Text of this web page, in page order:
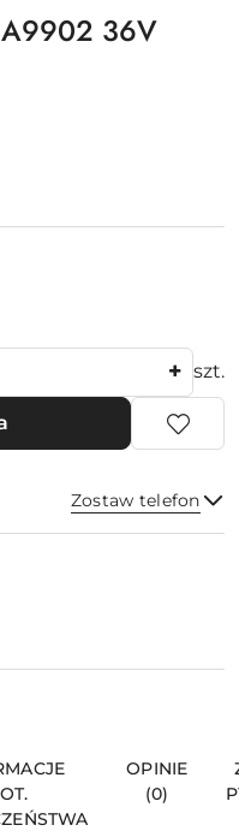
36V
szt.
Zostaw telefon
OPINIE
(0)